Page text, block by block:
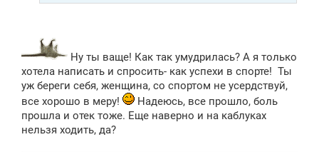
Ну ты ваще! Как так умудрилась? А я только
хотела написать и спросить- как успехи в спорте! Ты
уж береги себя, женщина, со спортом не усердствуй,
все хорошо в меру!
Надеюсь, все прошло, боль
прошла и отек тоже. Еще наверно и на каблуках
нельзя ходить, да?